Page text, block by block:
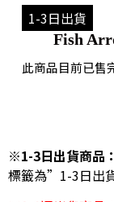
1-3日出貨
Fish
此商品目前已售
※1-3日出貨商品：
標籤為”1-3日出